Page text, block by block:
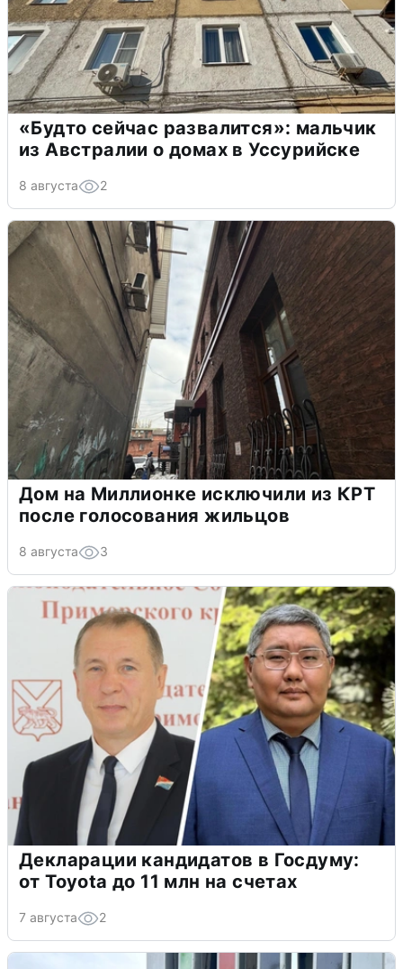
«Будто сейчас развалится»: мальчик
из Австралии о домах в Уссурийске
8 августа 2
Дом на Миллионке исключили из КРТ
после голосования жильцов
8 августа 3
Декларации кандидатов в Госдуму:
от Toyota до 11 млн на счетах
7 августа 2